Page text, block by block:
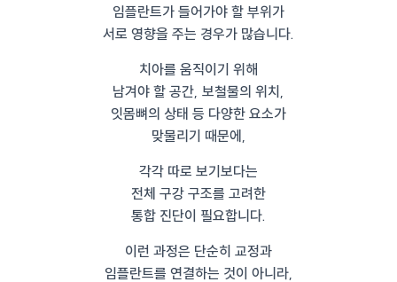
임플란트가 들어가야 할 부위가
서로 영향을 주는 경우가 많습니다.
치아를 움직이기 위해
남겨야 할 공간, 보철물의 위치,
잇몸뼈의 상태 등 다양한 요소가
맞물리기 때문에,
각각 따로 보기보다는
전체 구강 구조를 고려한
통합 진단이 필요합니다.
이런 과정은 단순히 교정과
임플란트를 연결하는 것이 아니라,